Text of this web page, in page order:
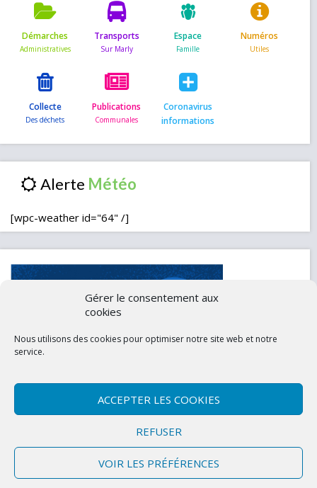
Gérer le consentement aux
cookies
Nous utilisons des cookies pour optimiser notre site web et notre
service.
ACCEPTER LES COOKIES
REFUSER
VOIR LES PRÉFÉRENCES
Démarches Transports Espace Numéros
Collecte Publications
Coronavirus
informations
Alerte
[wpc-weather id="64" /]
Politique de confidentialité (UE)
Copyright © 2026 Marly-la-Ville
Site conçu et développé par l'Union des